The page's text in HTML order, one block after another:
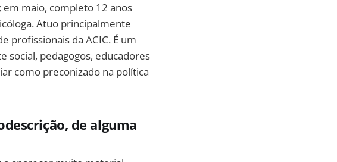
maio, completo 12 anos
Atuo principalmente
profissionais da ACIC. É um
social, pedagogos, educadores
como preconizado na política
de alguma